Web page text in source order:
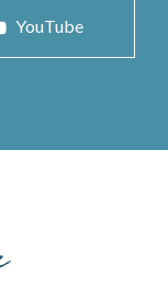
YouTube